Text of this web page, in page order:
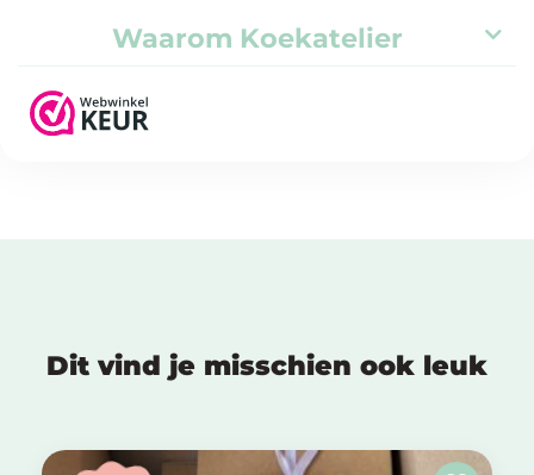
Waarom Koekatelier
Dit vind je misschien ook leuk